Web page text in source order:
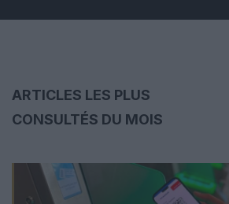
ARTICLES LES PLUS
CONSULTÉS DU MOIS